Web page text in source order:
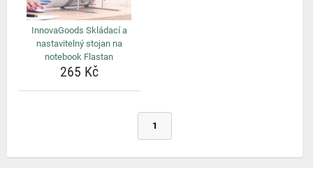
InnovaGoods Skládací a
nastavitelný stojan na
notebook Flastan
265 Kč
1